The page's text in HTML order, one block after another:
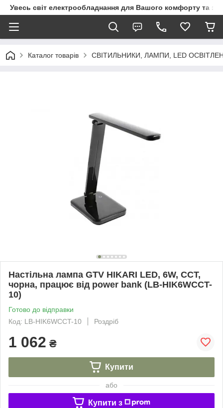
Увесь світ електрообладнання для Вашого комфорту та
Каталог товарів СВІТИЛЬНИКИ, ЛАМПИ, LED
Настільна лампа GTV HIKARI LED, 6W, CCT,
чорна, працює від power bank (LB-HIK6WCCT-
10)
Готово до відправки
Код: LB-HIK6WCCT-10
Роздріб
1 062 ₴
Купити
або
Купити з